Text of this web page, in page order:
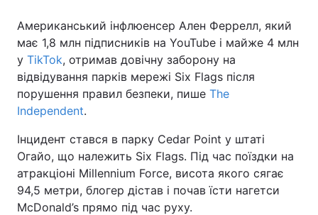
Американський інфлюенсер Ален Феррелл, який
має 1,8 млн підписників на YouTube і майже 4 млн
у TikTok, отримав довічну заборону на
відвідування парків мережі Six Flags після
порушення правил безпеки, пише The
Independent.
Інцидент стався в парку Cedar Point у штаті
Огайо, що належить Six Flags. Під час поїздки на
атракціоні Millennium Force, висота якого сягає
94,5 метри, блогер дістав і почав їсти нагетси
McDonald’s прямо під час руху.